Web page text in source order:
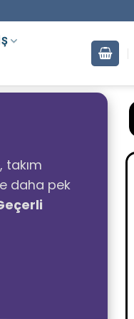
daha pek